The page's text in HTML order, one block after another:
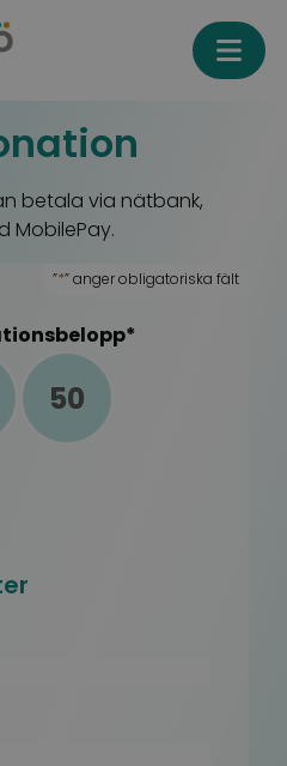
betala via nätbank,
MobilePay.
”*” anger obligatoriska fält
*
50